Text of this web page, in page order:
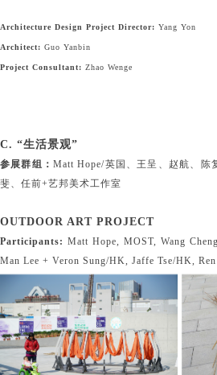
Architecture Design Project Director: Yang Yon
Architect: Guo Yanbin
Project Consultant: Zhao Wenge
C. “生活景观”
参展群组：Matt Hope/英国、王呈、赵航、
斐、任前+艺邦美术工作室
OUTDOOR ART PROJECT
Participants: Matt Hope, MOST, Wang
Man Lee + Veron Sung/HK, Jaffe Tse/HK,